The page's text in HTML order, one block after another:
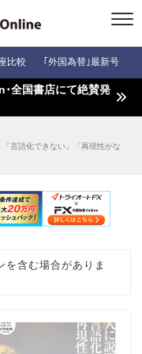
比較 ｢外国為替｣最新号
全国書店にて絶賛発
言語化できない」「再現性がな
を含む場合がありま